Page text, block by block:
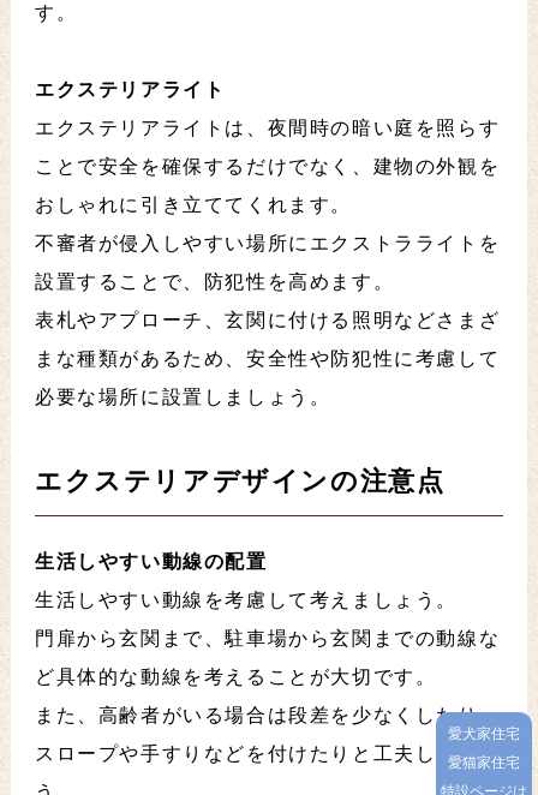
す。
エクステリアライト
エクステリアライトは、夜間時の暗い庭を照らす
ことで安全を確保するだけでなく、建物の外観を
おしゃれに引き立ててくれます。
不審者が侵入しやすい場所にエクストラライトを
設置することで、防犯性を高めます。
表札やアプローチ、玄関に付ける照明などさまざ
まな種類があるため、安全性や防犯性に考慮して
必要な場所に設置しましょう。
エクステリアデザインの注意点
生活しやすい動線の配置
生活しやすい動線を考慮して考えましょう。
門扉から玄関まで、駐車場から玄関までの動線な
ど具体的な動線を考えることが大切です。
また、高齢者がいる場合は段差を少なくしたり、
スロープや手すりなどを付けたりと工夫しましょ
愛犬家住宅
愛猫家住宅
特設ページは